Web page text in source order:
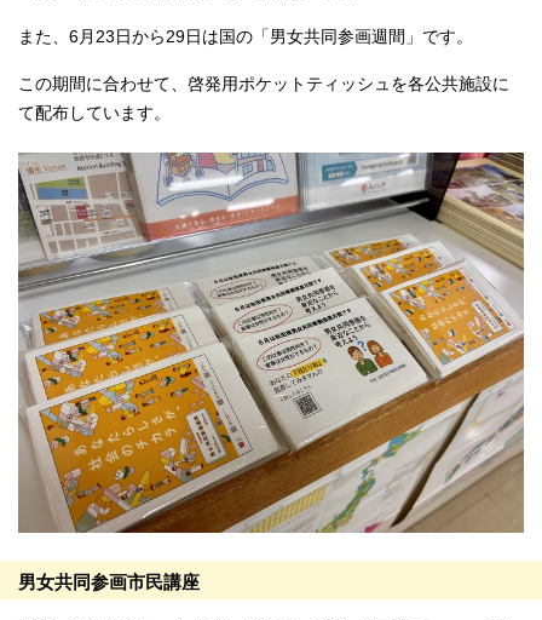
また、6月23日から29日は国の「男女共同参画週間」です。
この期間に合わせて、啓発用ポケットティッシュを各公共施設に
て配布しています。
男女共同参画市民講座